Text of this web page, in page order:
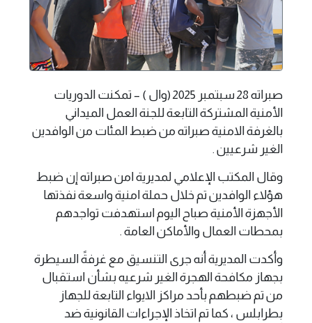
صبراته 28 سبتمبر 2025 (وال ) – تمكنت الدوريات
الأمنية المشتركة التابعة للجنة العمل الميداني
بالغرفة الامنية صبراته من ضبط المئات من الوافدين
الغير شرعيين .
وقال المكتب الإعلامي لمديرية امن صبراته إن ضبط
هؤلاء الوافدين تم خلال حملة امنية واسعة نفذتها
الأجهزة الأمنية صباح اليوم استهدفت تواجدهم
بمحطات العمال والأماكن العامة .
وأكدت المديرية أنه جرى التنسيق مع غرفةً السيطرة
بجهاز مكافحة الهجرة الغير شرعيه بشأن استقبال
من تم ضبطهم بأحد مراكز الايواء التابعة للجهاز
بطرابلس ، كما تم اتخاذ الإجراءات القانونية ضد